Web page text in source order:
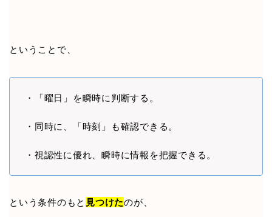
ということで、
・「曜日」を瞬時に判断する。
・同時に、「時刻」も確認できる。
・視認性に優れ、瞬時に情報を把握できる。
という条件のもと 見つけたのが、